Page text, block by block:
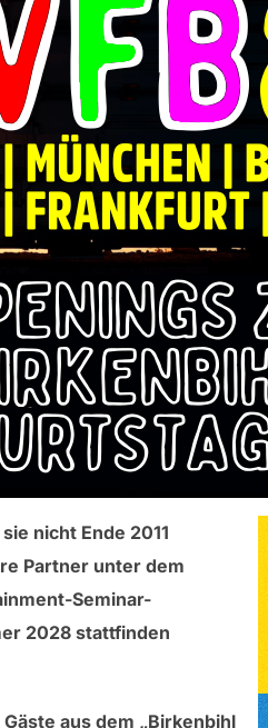
nicht Ende 2011
Partner unter dem
Seminar-
2028 stattfinden
aus dem „Birkenbihl